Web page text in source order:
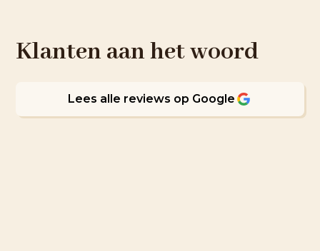
Klanten aan het woord
Lees alle reviews op Google